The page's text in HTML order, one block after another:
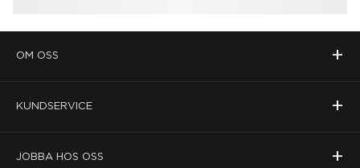
OM OSS +
KUNDSERVICE +
JOBBA HOS OSS +